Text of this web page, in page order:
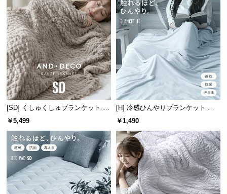
に
つ
い
て
中
型
商
品
の
配
送
に
つ
い
て
[SD] くしゅくしゅブランケット 天
然コットン100% 洗える
￥5,499
[H] 冷感ひんやりブランケット リ
￥1,490